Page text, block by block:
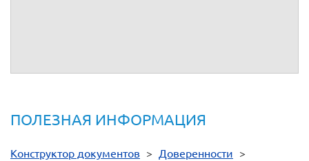
ПОЛЕЗНАЯ ИНФОРМАЦИЯ
Конструктор документов > Доверенности >